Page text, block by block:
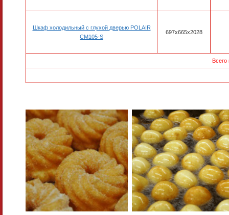
Шкаф холодильный с глухой дверью POLAIR
CM105-S
697x665x2028
Всего